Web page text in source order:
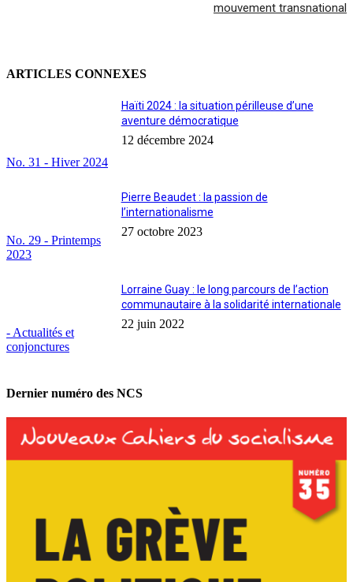
mouvement transnational
ARTICLES CONNEXES
No. 31 - Hiver 2024
Haïti 2024 : la situation périlleuse d’une
aventure démocratique
12 décembre 2024
No. 29 - Printemps
2023
Pierre Beaudet : la passion de
l’internationalisme
27 octobre 2023
- Actualités et
conjonctures
Lorraine Guay : le long parcours de l’action
communautaire à la solidarité internationale
22 juin 2022
Dernier numéro des NCS